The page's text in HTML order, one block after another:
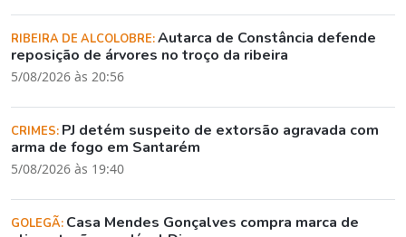
RIBEIRA DE ALCOLOBRE:Autarca de Constância defende
reposição de árvores no troço da ribeira
5/08/2026 às 20:56
CRIMES: PJ detém suspeito de extorsão agravada com
arma de fogo em Santarém
5/08/2026 às 19:40
GOLEGÃ: Casa Mendes Gonçalves compra marca de